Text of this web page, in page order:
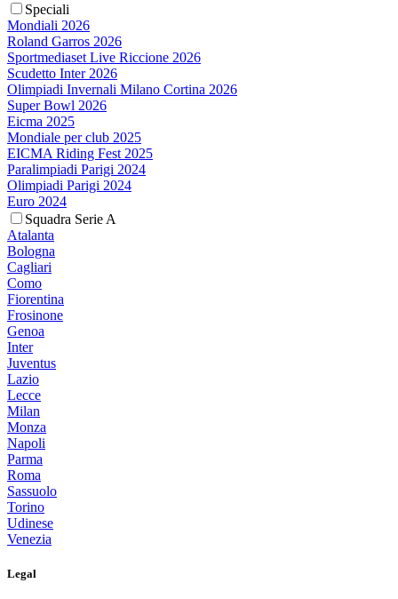
Speciali
Mondiali 2026
Roland Garros 2026
Sportmediaset Live Riccione 2026
Scudetto Inter 2026
Olimpiadi Invernali Milano Cortina 2026
Super Bowl 2026
Eicma 2025
Mondiale per club 2025
EICMA Riding Fest 2025
Paralimpiadi Parigi 2024
Olimpiadi Parigi 2024
Euro 2024
Squadra Serie A
Atalanta
Bologna
Cagliari
Como
Fiorentina
Frosinone
Genoa
Inter
Juventus
Lazio
Lecce
Milan
Monza
Napoli
Parma
Roma
Sassuolo
Torino
Udinese
Venezia
Legal